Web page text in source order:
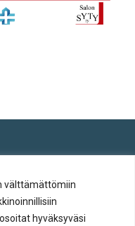
välttämättömiin
hyväksyväsi